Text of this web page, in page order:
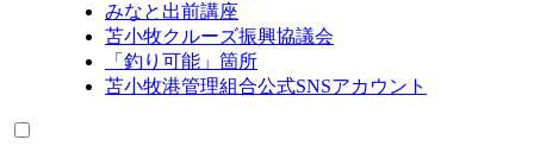
みなと出前講座
苫小牧クルーズ振興協議会
「釣り可能」箇所
苫小牧港管理組合公式SNSアカウント